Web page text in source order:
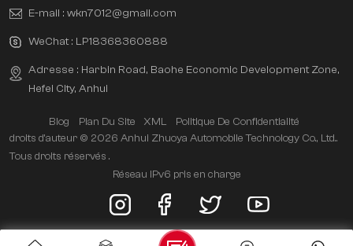
E-mail : wkn7012@gmail.com
WeChat : LP18368360888
Adresse : Harbin Road, Baohe Economic Development Zone,
Hefei City, Anhui
Blog Plan Du Site XML
Politique De Confidentialité
droits d'auteur © 2026 Anhui Zhuoya Automobile Technology Co., Ltd..
Tous droits réservés .
Réseau IPv6 pris en charge